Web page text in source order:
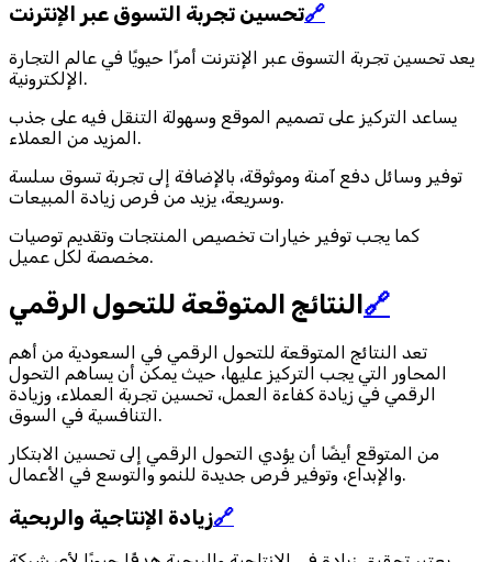
تحسين تجربة التسوق عبر الإنترنت🔗
يعد تحسين تجربة التسوق عبر الإنترنت أمرًا حيويًا في عالم التجارة
الإلكترونية.
يساعد التركيز على تصميم الموقع وسهولة التنقل فيه على جذب
المزيد من العملاء.
توفير وسائل دفع آمنة وموثوقة، بالإضافة إلى تجربة تسوق سلسة
وسريعة، يزيد من فرص زيادة المبيعات.
كما يجب توفير خيارات تخصيص المنتجات وتقديم توصيات
مخصصة لكل عميل.
النتائج المتوقعة للتحول الرقمي 🔗
تعد النتائج المتوقعة للتحول الرقمي في السعودية من أهم
المحاور التي يجب التركيز عليها، حيث يمكن أن يساهم التحول
الرقمي في زيادة كفاءة العمل، تحسين تجربة العملاء، وزيادة
التنافسية في السوق.
من المتوقع أيضًا أن يؤدي التحول الرقمي إلى تحسين الابتكار
والإبداع، وتوفير فرص جديدة للنمو والتوسع في الأعمال.
زيادة الإنتاجية والربحية🔗